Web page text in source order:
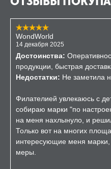
WondWorld
14 декабря 2025
Достоинства:
продукции, быстрая
Недостатки: Не заметила
Филателией увлекаюсь с
собираю марки "по
на меня нахлынуло, и
Только вот на многих
интересующие меня марки,
меры.